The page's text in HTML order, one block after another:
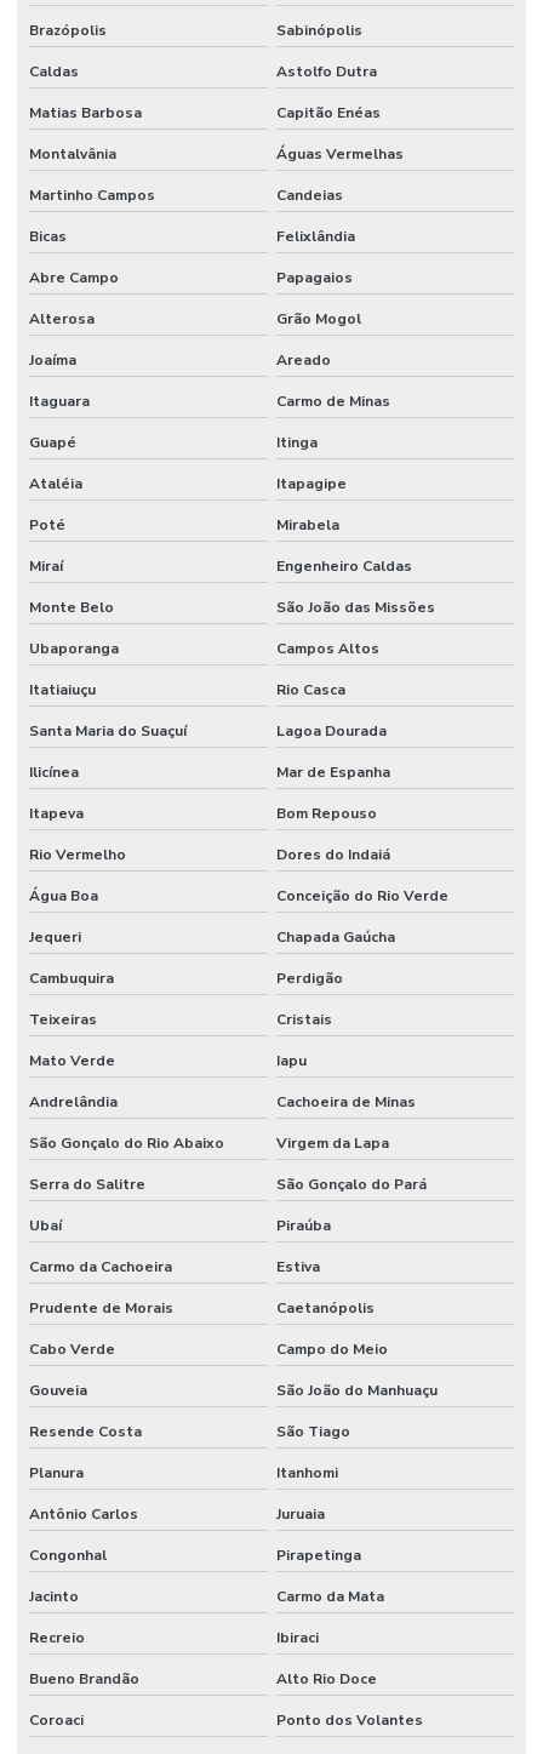
Brazópolis Sabinópolis
Caldas Astolfo Dutra
Matias Barbosa Capitão Enéas
Montalvânia Águas Vermelhas
Martinho Campos Candeias
Bicas Felixlândia
Abre Campo Papagaios
Alterosa Grão Mogol
Joaíma Areado
Itaguara Carmo de Minas
Guapé Itinga
Ataléia Itapagipe
Poté Mirabela
Miraí Engenheiro Caldas
Monte Belo São João das Missões
Ubaporanga Campos Altos
Itatiaiuçu Rio Casca
Santa Maria do Suaçuí Lagoa Dourada
Ilicínea Mar de Espanha
Itapeva Bom Repouso
Rio Vermelho Dores do Indaiá
Água Boa Conceição do Rio Verde
Jequeri Chapada Gaúcha
Cambuquira Perdigão
Teixeiras Cristais
Mato Verde Iapu
Andrelândia Cachoeira de Minas
São Gonçalo do Rio Abaixo Virgem da Lapa
Serra do Salitre São Gonçalo do Pará
Ubaí Piraúba
Carmo da Cachoeira Estiva
Prudente de Morais Caetanópolis
Cabo Verde Campo do Meio
Gouveia São João do Manhuaçu
Resende Costa São Tiago
Planura Itanhomi
Antônio Carlos Juruaia
Congonhal Pirapetinga
Jacinto Carmo da Mata
Recreio Ibiraci
Bueno Brandão Alto Rio Doce
Coroaci Ponto dos Volantes